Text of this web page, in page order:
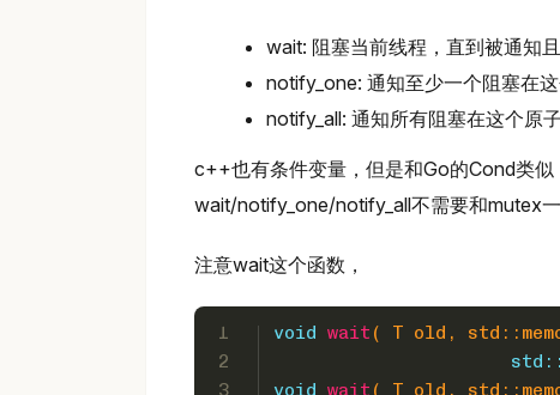
wait: 阻塞当前线程，直到被通知
notify_one: 通知至少一个阻塞在
notify_all: 通知所有阻塞在这个原
c++也有条件变量，但是和Go的Cond类
wait/notify_one/notify_all不需要和mutex一
注意wait这个函数，
1
2
3
void wait ( T old,
void wait ( T old,